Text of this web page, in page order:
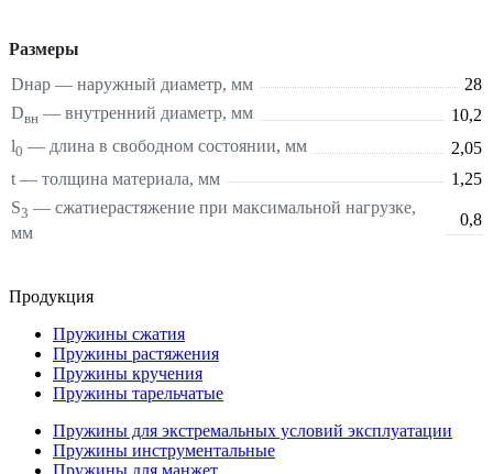
Размеры
Dнар — наружный диаметр, мм
28
Dвн — внутренний диаметр, мм
10,2
l0 — длина в свободном состоянии, мм
2,05
t — толщина материала, мм
1,25
S3 — сжатиерастяжение при максимальной нагрузке,
мм
0,8
Продукция
Пружины сжатия
Пружины растяжения
Пружины кручения
Пружины тарельчатые
Пружины для экстремальных условий эксплуатации
Пружины инструментальные